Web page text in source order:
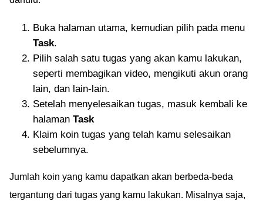
Buka halaman utama, kemudian pilih pada menu
Task.
Pilih salah satu tugas yang akan kamu lakukan,
seperti membagikan video, mengikuti akun orang
lain, dan lain-lain.
Setelah menyelesaikan tugas, masuk kembali ke
halaman Task
Klaim koin tugas yang telah kamu selesaikan
sebelumnya.
Jumlah koin yang kamu dapatkan akan berbeda-beda
tergantung dari tugas yang kamu lakukan. Misalnya saja,